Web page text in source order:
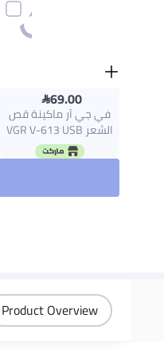
69.00
في جي آر ماكينة قص
الشعر VGR V-613 USB
احترافية
Product Overview